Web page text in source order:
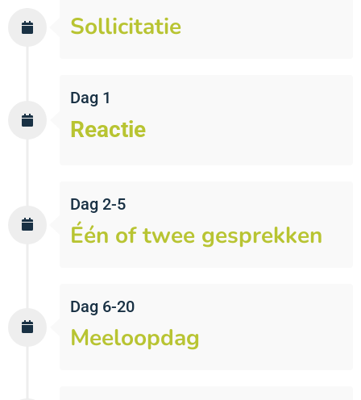
Sollicitatie
Dag 1
Reactie
Dag 2-5
Één of twee gesprekken
Dag 6-20
Meeloopdag